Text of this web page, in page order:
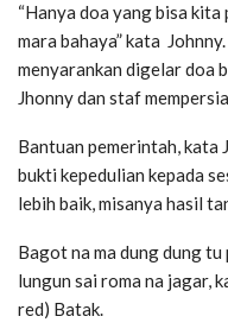
“Hanya doa yang bisa
mara bahaya” kata
menyarankan digelar doa
Jhonny dan staf
Bantuan pemerintah, kata
bukti kepedulian kepada
lebih baik, misanya hasil
Bagot na ma dung dung
lungun sai roma na jagar,
red) Batak.